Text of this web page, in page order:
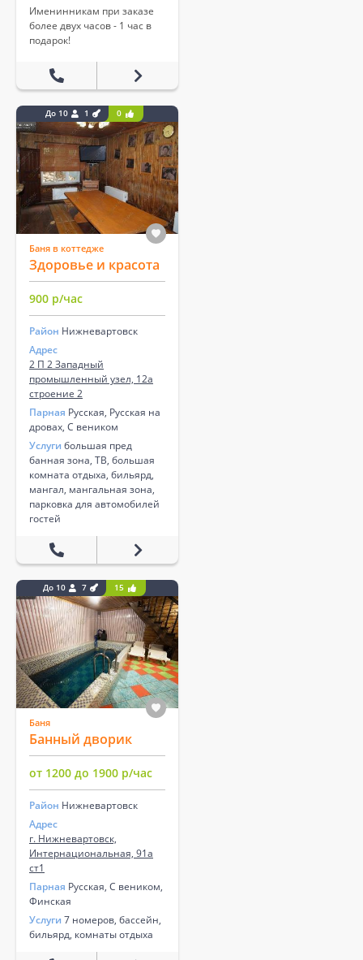
Именинникам при заказе
более двух часов - 1 час в
подарок!
До 10 1 0
Баня в коттедже
Здоровье и красота
900 р/час
Район Нижневартовск
Адрес
2 П 2 Западный
промышленный узел, 12а
строение 2
Парная Русская, Русская на
дровах, С веником
Услуги большая пред
банная зона, ТВ, большая
комната отдыха, бильярд,
мангал, мангальная зона,
парковка для автомобилей
гостей
До 10 7 15
Баня
Банный дворик
от 1200 до 1900 р/час
Район Нижневартовск
Адрес
г. Нижневартовск,
Интернациональная, 91а
ст1
Парная Русская, С веником,
Финская
Услуги 7 номеров, бассейн,
бильярд, комнаты отдыха